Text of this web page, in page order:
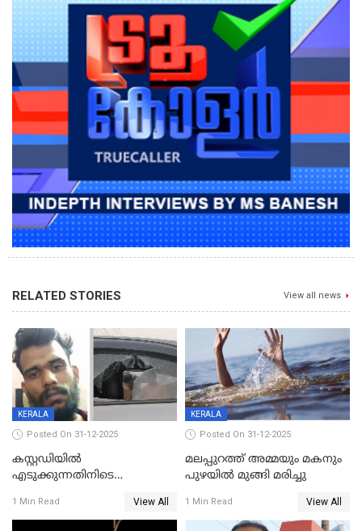
RELATED STORIES View all news
KERALA
Posted On 31-12-2025
കസ്റ്റഡിയിൽ
എടുക്കുന്നതിനിടെ
വധശ്രമക്കേസ് പ്രതി പിടിയിൽ
1 Min Read View All
KERALA
Posted On 31-12-2025
മലപ്പുറത്ത് അമ്മയും മകനും
പുഴയിൽ മുങ്ങി മരിച്ചു
1 Min Read View All